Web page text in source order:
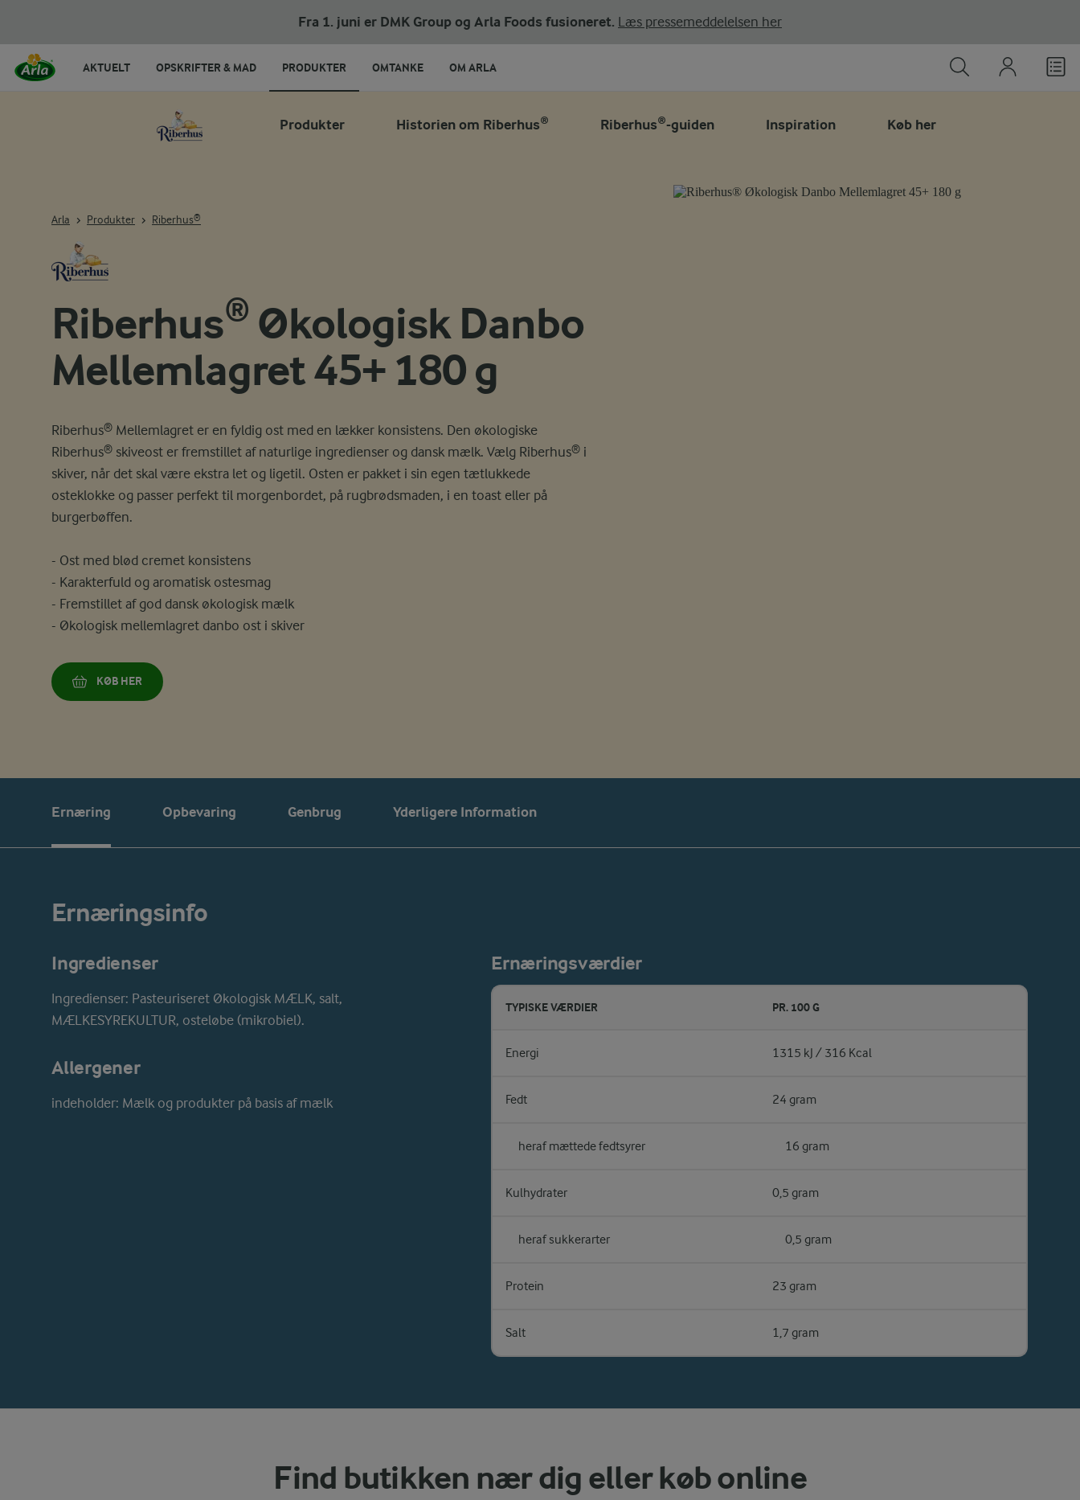
Fra 1. juni er DMK Group og Arla Foods fusioneret. Læs pressemeddelelsen her
AKTUELT OPSKRIFTER & MAD PRODUKTER OMTANKE OM ARLA
Produkter Historien om Riberhus® Riberhus®-guiden Inspiration Køb her
Arla Produkter Riberhus®
Riberhus® Økologisk Danbo
Mellemlagret 45+ 180 g
KØB HER
Riberhus® Mellemlagret er en fyldig ost med en lækker konsistens. Den økologiske
Riberhus® skiveost er fremstillet af naturlige ingredienser og dansk mælk. Vælg Riberhus® i
skiver, når det skal være ekstra let og ligetil. Osten er pakket i sin egen tætlukkede
osteklokke og passer perfekt til morgenbordet, på rugbrødsmaden, i en toast eller på
burgerbøffen.
- Ost med blød cremet konsistens
- Karakterfuld og aromatisk ostesmag
- Fremstillet af god dansk økologisk mælk
- Økologisk mellemlagret danbo ost i skiver
Ernæring Opbevaring Genbrug Yderligere Information
Ernæringsinfo
Ingredienser
Ingredienser: Pasteuriseret Økologisk MÆLK, salt,
MÆLKESYREKULTUR, osteløbe (mikrobiel).
Allergener
indeholder: Mælk og produkter på basis af mælk
Ernæringsværdier
TYPISKE VÆRDIER PR. 100 G
Energi 1315 kJ / 316 Kcal
Fedt 24 gram
heraf mættede fedtsyrer 16 gram
Kulhydrater 0,5 gram
heraf sukkerarter 0,5 gram
Protein 23 gram
Salt 1,7 gram
Find butikken nær dig eller køb online